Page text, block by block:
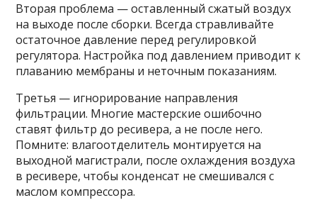
Вторая проблема — оставленный сжатый воздух
на выходе после сборки. Всегда стравливайте
остаточное давление перед регулировкой
регулятора. Настройка под давлением приводит к
плаванию мембраны и неточным показаниям.
Третья — игнорирование направления
фильтрации. Многие мастерские ошибочно
ставят фильтр до ресивера, а не после него.
Помните: влагоотделитель монтируется на
выходной магистрали, после охлаждения воздуха
в ресивере, чтобы конденсат не смешивался с
маслом компрессора.